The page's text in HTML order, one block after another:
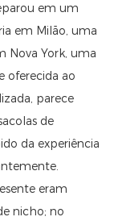
em um
em Milão, uma
Nova York, uma
oferecida ao
parece
de
da experiência
eram
nicho; no